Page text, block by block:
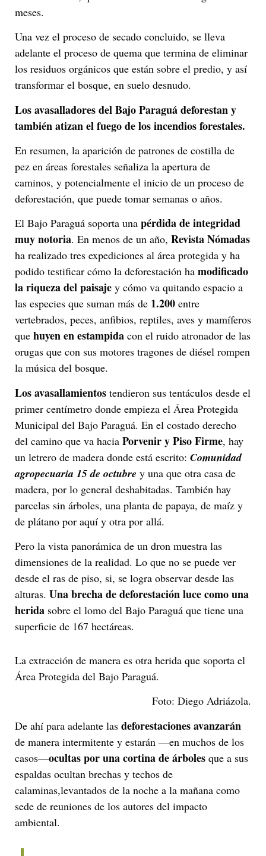
meses.
Una vez el proceso de secado concluido, se lleva
adelante el proceso de quema que termina de eliminar
los residuos orgánicos que están sobre el predio, y así
transformar el bosque, en suelo desnudo.
Los avasalladores del Bajo Paraguá deforestan y
también atizan el fuego de los incendios forestales.
En resumen, la aparición de patrones de costilla de
pez en áreas forestales señaliza la apertura de
caminos, y potencialmente el inicio de un proceso de
deforestación, que puede tomar semanas o años.
El Bajo Paraguá soporta una pérdida de integridad
muy notoria. En menos de un año, Revista Nómadas
ha realizado tres expediciones al área protegida y ha
podido testificar cómo la deforestación ha modificado
la riqueza del paisaje y cómo va quitando espacio a
las especies que suman más de 1.200 entre
vertebrados, peces, anfibios, reptiles, aves y mamíferos
que huyen en estampida con el ruido atronador de las
orugas que con sus motores tragones de diésel rompen
la música del bosque.
Los avasallamientos tendieron sus tentáculos desde el
primer centímetro donde empieza el Área Protegida
Municipal del Bajo Paraguá. En el costado derecho
del camino que va hacia Porvenir y Piso Firme, hay
un letrero de madera donde está escrito: Comunidad
agropecuaria 15 de octubre y una que otra casa de
madera, por lo general deshabitadas. También hay
parcelas sin árboles, una planta de papaya, de maíz y
de plátano por aquí y otra por allá.
Pero la vista panorámica de un dron muestra las
dimensiones de la realidad. Lo que no se puede ver
desde el ras de piso, si, se logra observar desde las
alturas. Una brecha de deforestación luce como una
herida sobre el lomo del Bajo Paraguá que tiene una
superficie de 167 hectáreas.
La extracción de manera es otra herida que soporta el
Área Protegida del Bajo Paraguá.
Foto: Diego Adriázola.
De ahí para adelante las deforestaciones avanzarán
de manera intermitente y estarán —en muchos de los
casos—ocultas por una cortina de árboles que a sus
espaldas ocultan brechas y techos de
calaminas,levantados de la noche a la mañana como
sede de reuniones de los autores del impacto
ambiental.